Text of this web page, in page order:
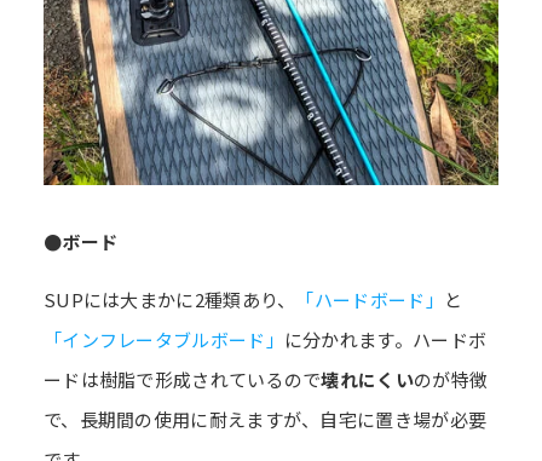
●ボード
SUPには大まかに2種類あり、 「ハードボード」 と
「インフレータブルボード」 に分かれます。ハードボ
ードは樹脂で形成されているので壊れにくいのが特徴
で、長期間の使用に耐えますが、自宅に置き場が必要